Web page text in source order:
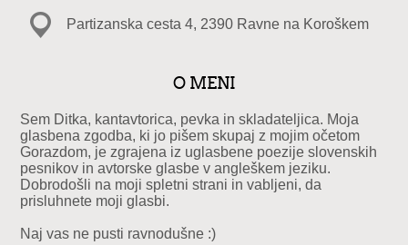
Partizanska cesta 4, 2390 Ravne na Koroškem
O MENI
Sem Ditka, kantavtorica, pevka in skladateljica. Moja
glasbena zgodba, ki jo pišem skupaj z mojim očetom
Gorazdom, je zgrajena iz uglasbene poezije slovenskih
pesnikov in avtorske glasbe v angleškem jeziku.
Dobrodošli na moji spletni strani in vabljeni, da
prisluhnete moji glasbi.
Naj vas ne pusti ravnodušne :)